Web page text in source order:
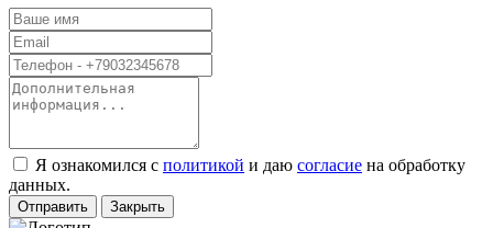
Я ознакомился с политикой и даю согласие на обработку
данных.
Отправить Закрыть